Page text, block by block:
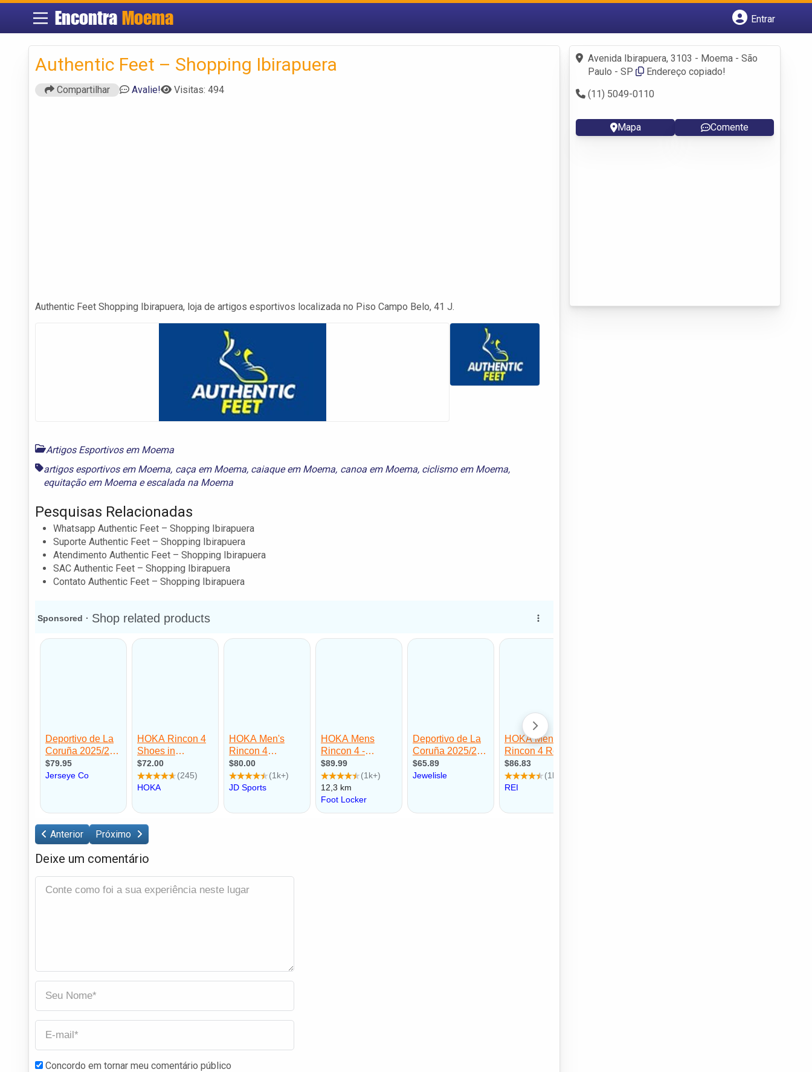
Encontra Moema
Entrar
Fazer login
Criar conta
Authentic Feet – Shopping Ibirapuera
Compartilhar Avalie! Visitas: 494
Authentic Feet Shopping Ibirapuera, loja de artigos esportivos localizada no Piso Campo Belo, 41 J.
Artigos Esportivos em Moema
artigos esportivos em Moema, caça em Moema, caiaque em Moema, canoa em Moema, ciclismo em Moema,
equitação em Moema eescalada na Moema
Pesquisas Relacionadas
Whatsapp Authentic Feet – Shopping Ibirapuera
Suporte Authentic Feet – Shopping Ibirapuera
Atendimento Authentic Feet – Shopping Ibirapuera
SAC Authentic Feet – Shopping Ibirapuera
Contato Authentic Feet – Shopping Ibirapuera
Anterior Próximo
Deixe um comentário
Concordo em tornar meu comentário público
Avenida Ibirapuera, 3103 - Moema - São
Paulo - SP
Endereço copiado!
(11) 5049-0110
Mapa Comente